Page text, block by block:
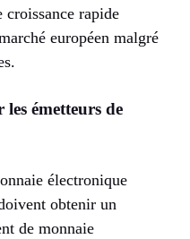
rapide
européen malgré
les émetteurs de
électronique
obtenir un
de monnaie